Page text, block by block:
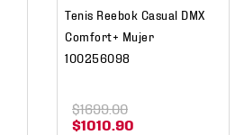
Tenis Reebok Casual DMX
Comfort+ Mujer
100256098
$1010.90
$1699.00